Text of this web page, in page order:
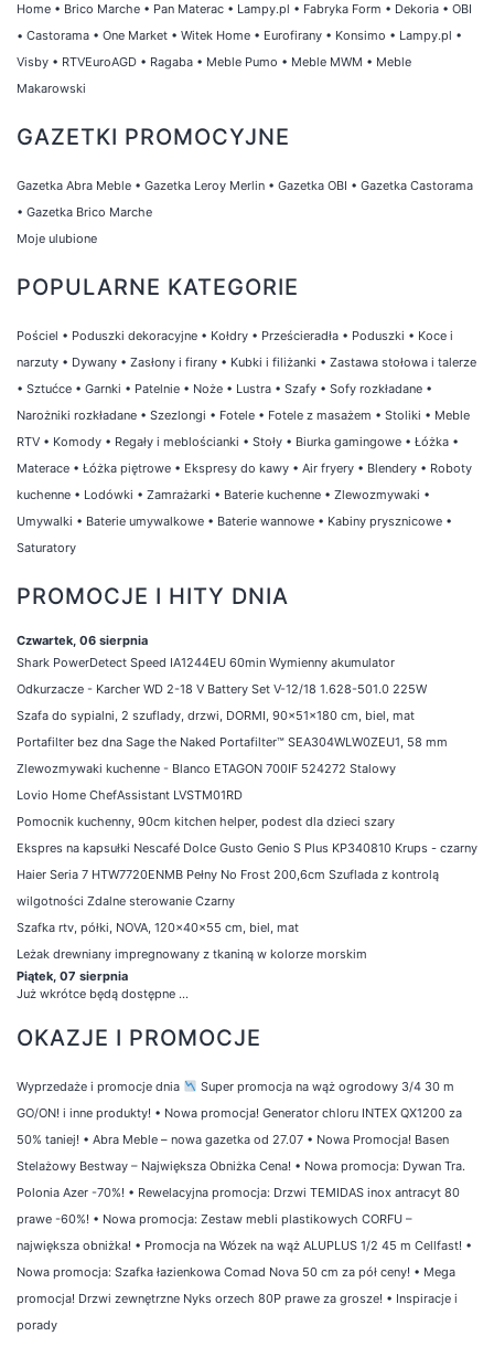
Home • Brico Marche • Pan Materac • Lampy.pl • Fabryka Form • Dekoria • OBI
• Castorama • One Market • Witek Home • Eurofirany • Konsimo • Lampy.pl •
Visby • RTVEuroAGD • Ragaba • Meble Pumo • Meble MWM • Meble
Makarowski
GAZETKI PROMOCYJNE
Gazetka Abra Meble • Gazetka Leroy Merlin • Gazetka OBI • Gazetka Castorama
• Gazetka Brico Marche
Moje ulubione
POPULARNE KATEGORIE
Pościel • Poduszki dekoracyjne • Kołdry • Prześcieradła • Poduszki • Koce i
narzuty • Dywany • Zasłony i firany • Kubki i filiżanki • Zastawa stołowa i talerze
• Sztućce • Garnki • Patelnie • Noże • Lustra • Szafy • Sofy rozkładane •
Narożniki rozkładane • Szezlongi • Fotele • Fotele z masażem • Stoliki • Meble
RTV • Komody • Regały i meblościanki • Stoły • Biurka gamingowe • Łóżka •
Materace • Łóżka piętrowe • Ekspresy do kawy • Air fryery • Blendery • Roboty
kuchenne • Lodówki • Zamrażarki • Baterie kuchenne • Zlewozmywaki •
Umywalki • Baterie umywalkowe • Baterie wannowe • Kabiny prysznicowe •
Saturatory
PROMOCJE I HITY DNIA
Czwartek, 06 sierpnia
Shark PowerDetect Speed IA1244EU 60min Wymienny akumulator
Odkurzacze - Karcher WD 2-18 V Battery Set V-12/18 1.628-501.0 225W
Szafa do sypialni, 2 szuflady, drzwi, DORMI, 90x51x180 cm, biel, mat
Portafilter bez dna Sage the Naked Portafilter™ SEA304WLW0ZEU1, 58 mm
Zlewozmywaki kuchenne - Blanco ETAGON 700IF 524272 Stalowy
Lovio Home ChefAssistant LVSTM01RD
Pomocnik kuchenny, 90cm kitchen helper, podest dla dzieci szary
Ekspres na kapsułki Nescafé Dolce Gusto Genio S Plus KP340810 Krups - czarny
Haier Seria 7 HTW7720ENMB Pełny No Frost 200,6cm Szuflada z kontrolą
wilgotności Zdalne sterowanie Czarny
Szafka rtv, półki, NOVA, 120x40x55 cm, biel, mat
Leżak drewniany impregnowany z tkaniną w kolorze morskim
Piątek, 07 sierpnia
Już wkrótce będą dostępne ...
OKAZJE I PROMOCJE
Wyprzedaże i promocje dnia
Super promocja na wąż ogrodowy 3/4 30 m
GO/ON! i inne produkty! • Nowa promocja! Generator chloru INTEX QX1200 za
50% taniej! • Abra Meble – nowa gazetka od 27.07 • Nowa Promocja! Basen
Stelażowy Bestway – Największa Obniżka Cena! • Nowa promocja: Dywan Tra.
Polonia Azer -70%! • Rewelacyjna promocja: Drzwi TEMIDAS inox antracyt 80
prawe -60%! • Nowa promocja: Zestaw mebli plastikowych CORFU –
największa obniżka! • Promocja na Wózek na wąż ALUPLUS 1/2 45 m Cellfast! •
Nowa promocja: Szafka łazienkowa Comad Nova 50 cm za pół ceny! • Mega
promocja! Drzwi zewnętrzne Nyks orzech 80P prawe za grosze! • Inspiracje i
porady